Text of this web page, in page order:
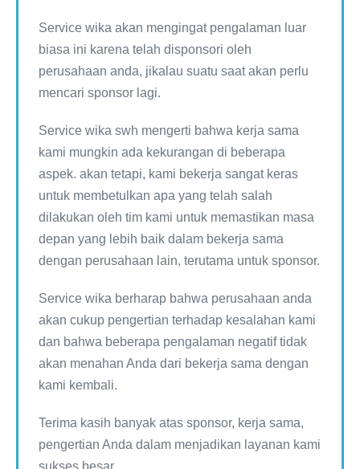
Service wika akan mengingat pengalaman luar
biasa ini karena telah disponsori oleh
perusahaan anda, jikalau suatu saat akan perlu
mencari sponsor lagi.
Service wika swh mengerti bahwa kerja sama
kami mungkin ada kekurangan di beberapa
aspek. akan tetapi, kami bekerja sangat keras
untuk membetulkan apa yang telah salah
dilakukan oleh tim kami untuk memastikan masa
depan yang lebih baik dalam bekerja sama
dengan perusahaan lain, terutama untuk sponsor.
Service wika berharap bahwa perusahaan anda
akan cukup pengertian terhadap kesalahan kami
dan bahwa beberapa pengalaman negatif tidak
akan menahan Anda dari bekerja sama dengan
kami kembali.
Terima kasih banyak atas sponsor, kerja sama,
pengertian Anda dalam menjadikan layanan kami
sukses besar.